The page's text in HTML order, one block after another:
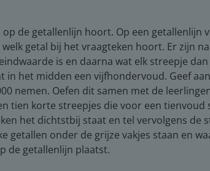
de getallenlijn hoort. Op een getallenlijn
getal bij het vraagteken hoort. Er zijn
is en daarna wat elk streepje
in het midden een vijfhondervoud. Geef
nemen. Oefen dit samen met de
tien korte streepjes die voor een
het dichtstbij staat en tel vervolgens de
getallen onder de grijze vakjes staan en
de getallenlijn plaatst.